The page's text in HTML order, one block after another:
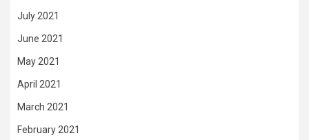
July 2021
June 2021
May 2021
April 2021
March 2021
February 2021